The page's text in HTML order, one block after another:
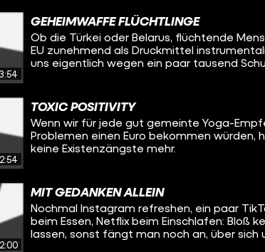
GEHEIMWAFFE FLÜCHTLINGE
Ob die Türkei oder Belarus, flüchtende
EU zunehmend als Druckmittel
uns eigentlich wegen ein paar tausend
TOXIC POSITIVITY
Wenn wir für jede gut gemeinte Yoga-
Problemen einen Euro bekommen würden,
keine Existenzängste mehr.
MIT GEDANKEN ALLEIN
Nochmal Instagram refreshen, ein paar
beim Essen, Netflix beim Einschlafen: Bloß
lassen, sonst fängt man noch an, über sich